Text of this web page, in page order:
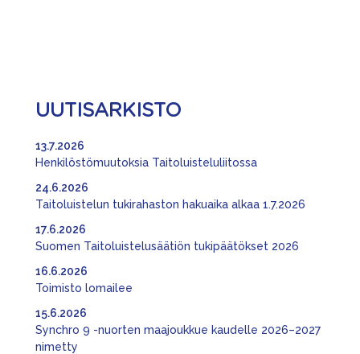
UUTISARKISTO
Henkilöstömuutoksia Taitoluisteluliitossa
13.7.2026
Taitoluistelun tukirahaston hakuaika alkaa 1.7.2026
24.6.2026
Suomen Taitoluistelusäätiön tukipäätökset 2026
17.6.2026
Toimisto lomailee
16.6.2026
Synchro 9 -nuorten maajoukkue kaudelle 2026–2027
nimetty
15.6.2026